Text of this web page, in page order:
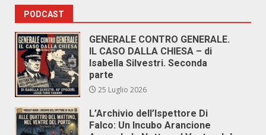
PODCAST
GENERALE CONTRO GENERALE.
IL CASO DALLA CHIESA – di
Isabella Silvestri. Seconda
parte
25 Luglio 2026
L’Archivio dell’Ispettore Di
Falco: Un Incubo Arancione